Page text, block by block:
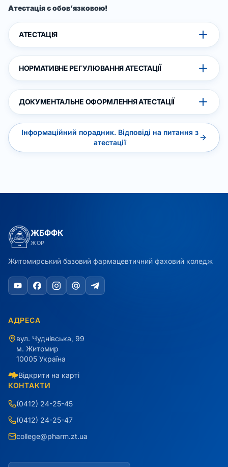
Атестація є обов’язковою!
АТЕСТАЦІЯ
НОРМАТИВНЕ РЕГУЛЮВАННЯ АТЕСТАЦІЇ
ДОКУМЕНТАЛЬНЕ ОФОРМЛЕННЯ АТЕСТАЦІЇ
Інформаційний порадник. Відповіді на питання з
атестації
ЖБФФК
ЖОР
Житомирський базовий фармацевтичний фаховий коледж
АДРЕСА
вул. Чуднівська, 99
м. Житомир
10005 Україна
Відкрити на карті
КОНТАКТИ
(0412) 24-25-45
(0412) 24-25-47
college@pharm.zt.ua